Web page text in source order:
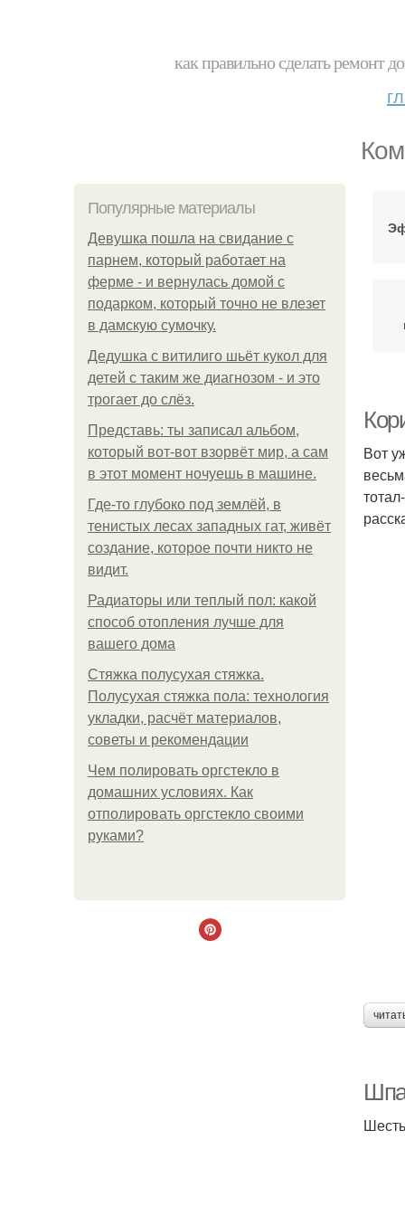
как правильно сделать ремонт
Популярные материалы
Девушка пошла на свидание с
парнем, который работает на
ферме - и вернулась домой с
подарком, который точно не влезет
в дамскую сумочку.
Дедушка с витилиго шьёт кукол для
детей с таким же диагнозом - и это
трогает до слёз.
Представь: ты записал альбом,
который вот-вот взорвёт мир, а сам
в этот момент ночуешь в машине.
Где-то глубоко под землёй, в
тенистых лесах западных гат, живёт
создание, которое почти никто не
видит.
Радиаторы или теплый пол: какой
способ отопления лучше для
вашего дома
Стяжка полусухая стяжка.
Полусухая стяжка пола: технология
укладки, расчёт материалов,
советы и рекомендации
Чем полировать оргстекло в
домашних условиях. Как
отполировать оргстекло своими
руками?
Вот